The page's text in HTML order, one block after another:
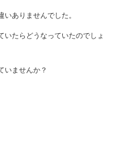
ありませんでした。
いたらどうなっていたのでしょ
いませんか？